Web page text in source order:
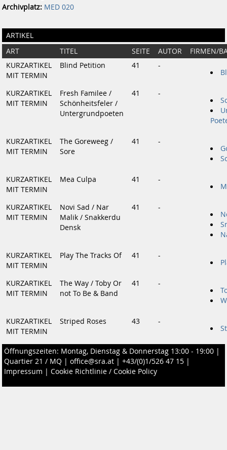
Archivplatz: MED 020
ARTIKEL
ART TITEL SEITE AUTOR
FIRMEN/
KURZARTIKEL
MIT TERMIN
Blind Petition 41 -
KURZARTIKEL
MIT TERMIN
Fresh Familee /
Schönheitsfeler /
Untergrundpoeten
41 -
KURZARTIKEL
MIT TERMIN
The Goreweeg /
Sore
41 -
KURZARTIKEL
MIT TERMIN
Mea Culpa 41 -
KURZARTIKEL
MIT TERMIN
Novi Sad / Nar
Malik / Snakkerdu
Densk
41 -
KURZARTIKEL
MIT TERMIN
Play The Tracks Of 41 -
KURZARTIKEL
MIT TERMIN
The Way / Toby Or
not To Be & Band
41 -
KURZARTIKEL
MIT TERMIN
Striped Roses 43 -
Öffnungszeiten: Montag, Dienstag & Donnerstag 13:00 - 19:00 |
Quartier 21 / MQ | office@sra.at | +43/(0)1/526 47 15 |
Impressum | Cookie Richtlinie / Cookie Policy